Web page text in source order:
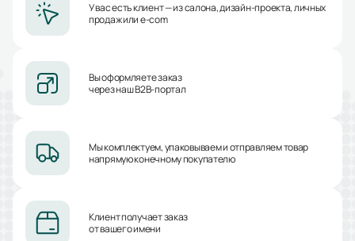
У вас есть клиент — из салона, дизайн-проекта, личных
продаж или e-com
Вы оформляете заказ
через наш B2B-портал
Мы комплектуем, упаковываем и отправляем товар
напрямую конечному покупателю
Клиент получает заказ
от вашего имени